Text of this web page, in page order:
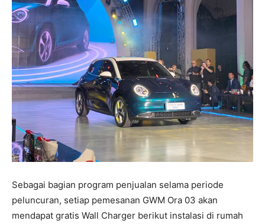
Sebagai bagian program penjualan selama periode
peluncuran, setiap pemesanan GWM Ora 03 akan
mendapat gratis Wall Charger berikut instalasi di rumah